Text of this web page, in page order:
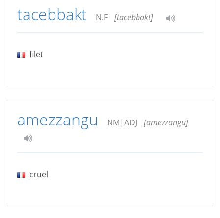
tacebbakt N.F [tacebbakt]
filet
amezzangu NM|ADJ [amezzangu]
cruel